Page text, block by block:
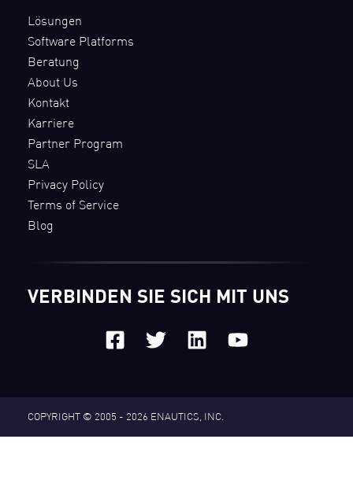
Lösungen
Software Platforms
Beratung
About Us
Kontakt
Karriere
Partner Program
SLA
Privacy Policy
Terms of Service
Blog
VERBINDEN SIE SICH MIT UNS
COPYRIGHT © 2005 - 2026 ENAUTICS, INC.